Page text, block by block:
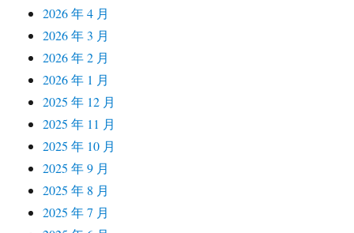
2026 年 4 月
2026 年 3 月
2026 年 2 月
2026 年 1 月
2025 年 12 月
2025 年 11 月
2025 年 10 月
2025 年 9 月
2025 年 8 月
2025 年 7 月